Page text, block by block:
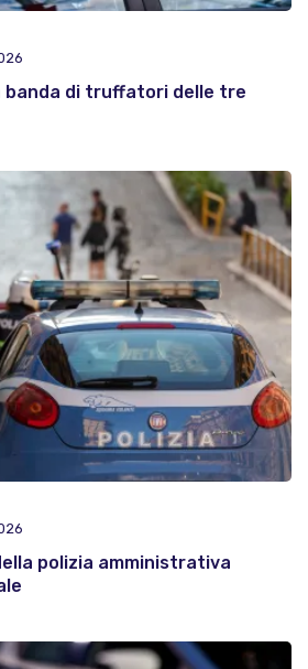
banda di truffatori delle tre
polizia amministrativa